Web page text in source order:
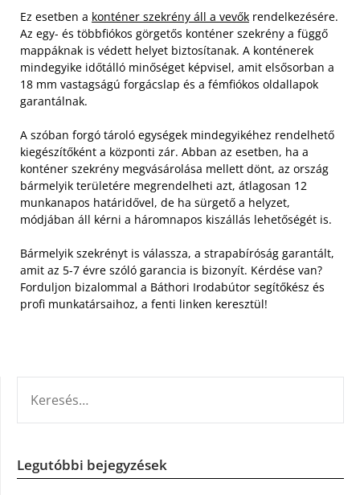
Ez esetben a konténer szekrény áll a vevők rendelkezésére.
Az egy- és többfiókos görgetős konténer szekrény a függő
mappáknak is védett helyet biztosítanak. A konténerek
mindegyike időtálló minőséget képvisel, amit elsősorban a
18 mm vastagságú forgácslap és a fémfiókos oldallapok
garantálnak.
A szóban forgó tároló egységek mindegyikéhez rendelhető
kiegészítőként a központi zár. Abban az esetben, ha a
konténer szekrény megvásárolása mellett dönt, az ország
bármelyik területére megrendelheti azt, átlagosan 12
munkanapos határidővel, de ha sürgető a helyzet,
módjában áll kérni a háromnapos kiszállás lehetőségét is.
Bármelyik szekrényt is válassza, a strapabíróság garantált,
amit az 5-7 évre szóló garancia is bizonyít. Kérdése van?
Forduljon bizalommal a Báthori Irodabútor segítőkész és
profi munkatársaihoz, a fenti linken keresztül!
Legutóbbi bejegyzések